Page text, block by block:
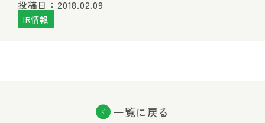
投稿日：2018.02.09
IR情報
一覧に戻る